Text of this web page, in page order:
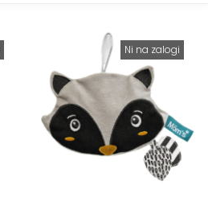
Ni na zalogi